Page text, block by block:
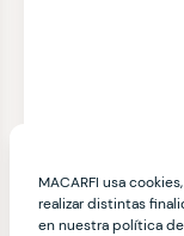
MACARFI usa
realizar distintas
en nuestra política